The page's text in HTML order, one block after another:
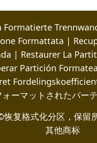
Formatierte
Formattata |
| Restaurer La
Partición
ォーマットされたパー
复格式化分区，保留
其他商标